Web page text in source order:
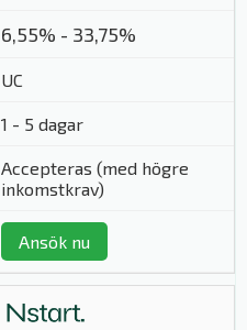
6,55% - 33,75%
UC
1 - 5 dagar
Accepteras (med högre
inkomstkrav)
Ansök nu